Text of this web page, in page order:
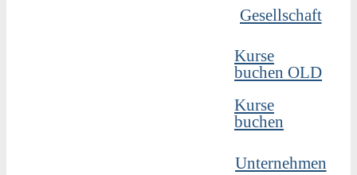
Gesellschaft
Kurse
buchen OLD
Kurse
buchen
Unternehmen